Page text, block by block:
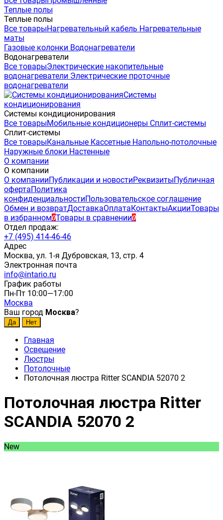
Теплые полы
Теплые полы
Все товарыНагревательный кабель Нагревательные
маты
Газовые колонки Водонагреватели
Водонагреватели
Все товарыЭлектрические накопительные
водонагреватели Электрические проточные
водонагреватели
Системы
кондиционирования
Системы кондиционирования
Все товарыМобильные кондиционеры Сплит-системы
Сплит-системы
Все товарыКанальные Кассетные Напольно-потолочные
Наружные блоки Настенные
О компании
О компании
О компанииПубликации и новостиРеквизитыПубличная
офертаПолитика
конфиденциальностиПользовательское соглашение
Обмен и возвратДоставкаОплатаКонтактыАкцииТовары
в избранном0Товары в сравнении0
Отдел продаж:
+7 (495) 414-46-46
Адрес
Москва, ул. 1-я Дубровская, 13, стр. 4
Электронная почта
info@intario.ru
График работы
Пн-Пт 10:00—17:00
Москва
Ваш город Москва?
Главная
Освещение
Люстры
Потолочные
Потолочная люстра Ritter SCANDIA 52070 2
Потолочная люстра Ritter
SCANDIA 52070 2
New